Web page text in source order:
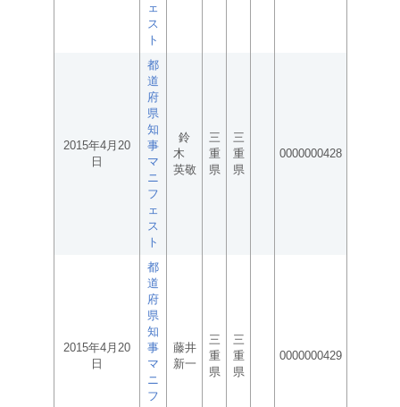
ェ
ス
ト
2015年4月20
日
都
道
府
県
知
事
マ
ニ
フ
ェ
ス
ト
鈴
木
英敬
三
重
県
三
重
県
0000000428
2015年4月20
日
都
道
府
県
知
事
マ
ニ
フ
藤井
新一
三
重
県
三
重
県
0000000429